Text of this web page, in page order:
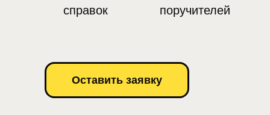
Оставить заявку
справок
поручителей